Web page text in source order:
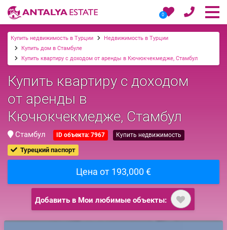
0
Купить недвижимость в Турции
Недвижимость в Турции
Купить дом в Стамбуле
Купить квартиру с доходом от аренды в Кючюкчекмедже, Стамбул
Купить квартиру с доходом
от аренды в
Кючюкчекмедже, Стамбул
Стамбул ID объекта: 7967 Купить недвижимость
Турецкий паспорт
Цена от 193,000 €
Добавить в Мои любимые объекты: